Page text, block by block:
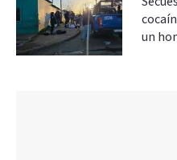
un